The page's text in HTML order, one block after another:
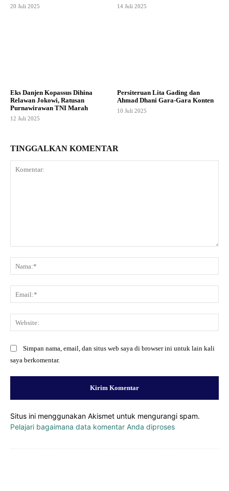
20 Juli 2025 14 Juli 2025
Eks Danjen Kopassus Dihina
Relawan Jokowi, Ratusan
Purnawirawan TNI Marah
12 Juli 2025
Persiteruan Lita Gading dan
Ahmad Dhani Gara-Gara Konten
10 Juli 2025
TINGGALKAN KOMENTAR
Simpan nama, email, dan situs web saya di browser ini untuk lain kali
saya berkomentar.
Situs ini menggunakan Akismet untuk mengurangi spam.
Pelajari bagaimana data komentar Anda diproses